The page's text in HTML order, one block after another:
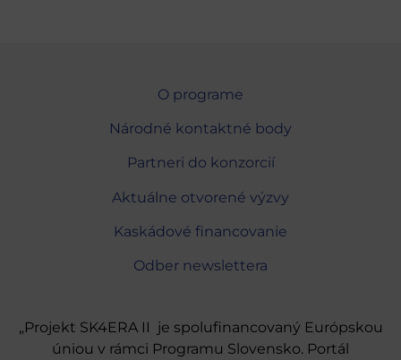
O programe
Národné kontaktné body
Partneri do konzorcií
Aktuálne otvorené výzvy
Kaskádové financovanie
Odber newslettera
„Projekt SK4ERA II je spolufinancovaný Európskou
úniou v rámci Programu Slovensko. Portál